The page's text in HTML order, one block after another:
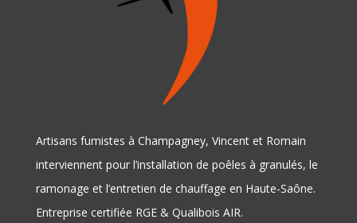
Artisans fumistes à Champagney, Vincent et Romain
interviennent pour l’installation de poêles à granulés, le
ramonage et l’entretien de chauffage en Haute-Saône.
Entreprise certifiée RGE & Qualibois AIR.